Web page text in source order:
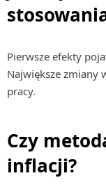
Pierwsze efekty
Największe zmiany
pracy.
Czy
inflacji?